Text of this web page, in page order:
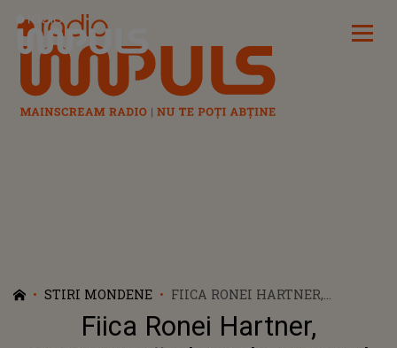
Radio Impuls
STIRI MONDENE
FIICA RONEI HARTNER,
AMENINŢATĂ CHIAR DE
PROPRIUL TATĂ LA APROAPE
Fiica Ronei Hartner,